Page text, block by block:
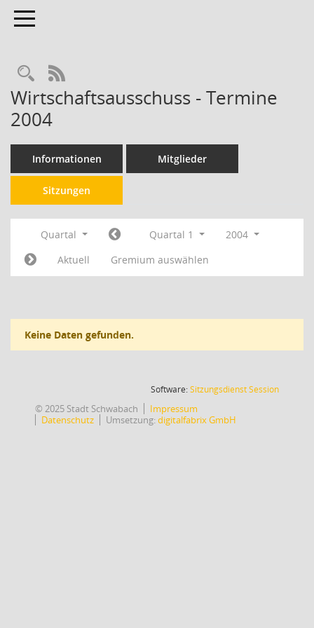
Toggle navigation
RSS-Feed
Wirtschaftsausschuss - Termine
2004
Informationen Mitglieder
Sitzungen
Quartal Quartal 1
2004
Aktuell
Gremium auswählen
Keine Daten gefunden.
Software:SitzungsdienstSession(Wird in
© 2025 Stadt Schwabach
Impressum
Datenschutz
Umsetzung:digitalfabrix GmbH